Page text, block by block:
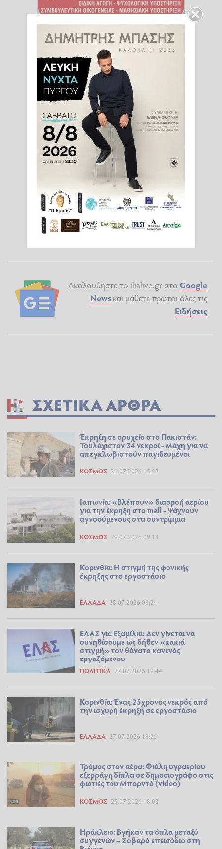
Ακολουθήστε το ilialive.gr στο Google
News και μάθετε πρώτοι όλες τις
Ειδήσεις
ΣΧΕΤΙΚΆ ΆΡΘΡΑ
Έκρηξη σε ορυχείο στο Πακιστάν:
Τουλάχιστον 34 νεκροί - Μάχη για να
απεγκλωβιστούν παγιδευμένοι
ΚΌΣΜΟΣ 31.07.2026 15:52
Ιαπωνία: «Βλέπουν» διαρροή αερίου
για την έκρηξη στο mall - Ψάχνουν
αγνοούμενους στα συντρίμμια
ΚΌΣΜΟΣ 29.07.2026 09:13
Κορινθία: Η στιγμή της φονικής
έκρηξης στο εργοστάσιο
ΕΛΛΆΔΑ 28.07.2026 08:24
ΕΛΑΣ για Εξαμίλια: Δεν γίνεται να
συνηθίσουμε ως δήθεν «κακιά
στιγμή» τον θάνατο κανενός
εργαζόμενου
ΠΟΛΙΤΙΚΆ 27.07.2026 19:44
Κορινθία: Ένας 25χρονος νεκρός από
την ισχυρή έκρηξη σε εργοστάσιο
ΕΛΛΆΔΑ 27.07.2026 18:25
Τρόμος στον αέρα: Φιάλη υγραερίου
εξερράγη δίπλα σε δημοσιογράφο στις
φωτιές του Μπορντό (video)
ΚΌΣΜΟΣ 25.07.2026 18:03
Ηράκλειο: Βγήκαν τα όπλα μεταξύ
συγγενών – Σοβαρό επεισόδιο στη